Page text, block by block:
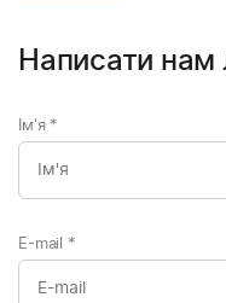
Написати нам
Ім'я *
E-mail *